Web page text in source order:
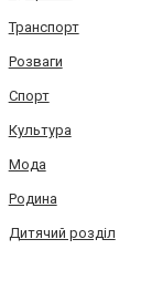
Транспорт
Розваги
Спорт
Культура
Мода
Родина
Дитячий розділ